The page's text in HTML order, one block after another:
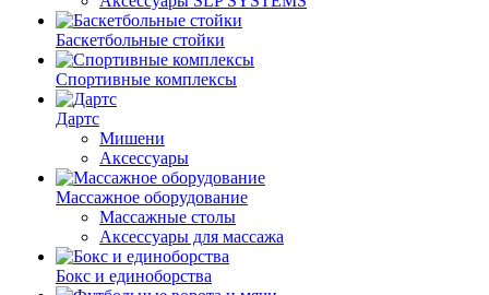
Баскетбольные стойки
Спортивные комплексы
Дартс
Мишени
Аксессуары
Массажное оборудование
Массажные столы
Аксессуары для массажа
Бокс и единоборства